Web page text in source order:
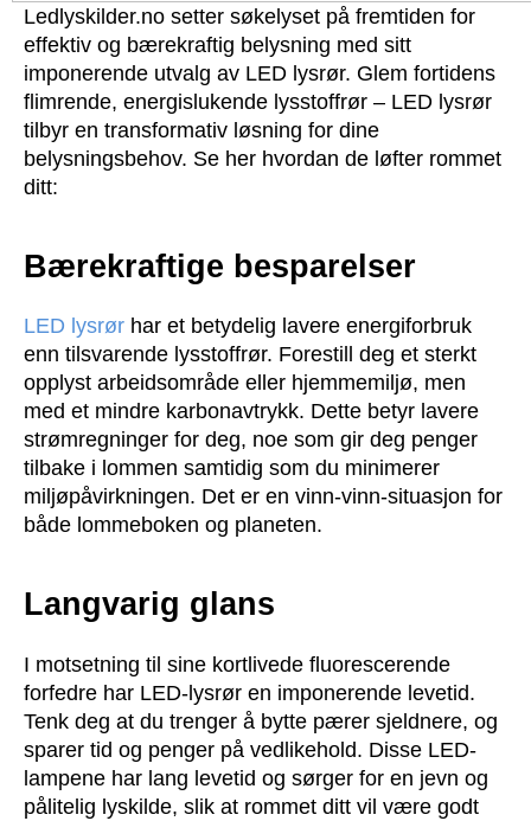
Ledlyskilder.no setter søkelyset på fremtiden for
effektiv og bærekraftig belysning med sitt
imponerende utvalg av LED lysrør. Glem fortidens
flimrende, energislukende lysstoffrør – LED lysrør
tilbyr en transformativ løsning for dine
belysningsbehov. Se her hvordan de løfter rommet
ditt:
Bærekraftige besparelser
LED lysrør har et betydelig lavere energiforbruk
enn tilsvarende lysstoffrør. Forestill deg et sterkt
opplyst arbeidsområde eller hjemmemiljø, men
med et mindre karbonavtrykk. Dette betyr lavere
strømregninger for deg, noe som gir deg penger
tilbake i lommen samtidig som du minimerer
miljøpåvirkningen. Det er en vinn-vinn-situasjon for
både lommeboken og planeten.
Langvarig glans
I motsetning til sine kortlivede fluorescerende
forfedre har LED-lysrør en imponerende levetid.
Tenk deg at du trenger å bytte pærer sjeldnere, og
sparer tid og penger på vedlikehold. Disse LED-
lampene har lang levetid og sørger for en jevn og
pålitelig lyskilde, slik at rommet ditt vil være godt